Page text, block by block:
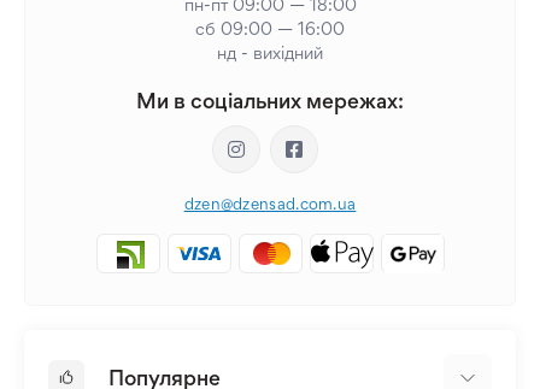
пн-пт 09:00 — 18:00
сб 09:00 — 16:00
нд - вихідний
Ми в соціальних мережах:
dzen@dzensad.com.ua
Популярне